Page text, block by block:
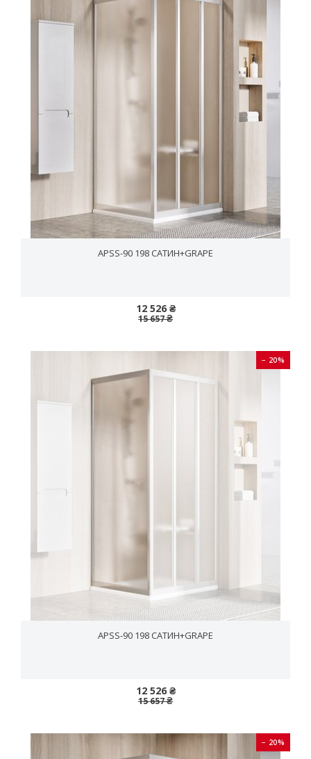
APSS-90 198 САТИН+GRAPE
12 526 ₴
15 657 ₴
− 20%
APSS-90 198 САТИН+GRAPE
12 526 ₴
15 657 ₴
− 20%